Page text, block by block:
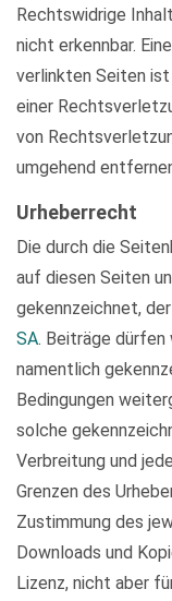
Rechtswidrige
nicht erkennbar.
verlinkten Seiten
einer
von
umgehend
Urheberrecht
Die durch die
auf diesen Seiten
gekennzeichnet,
SA. Beiträge dürfen
namentlich
Bedingungen
solche
Verbreitung und
Grenzen des
Zustimmung des
Downloads und
Lizenz, nicht aber